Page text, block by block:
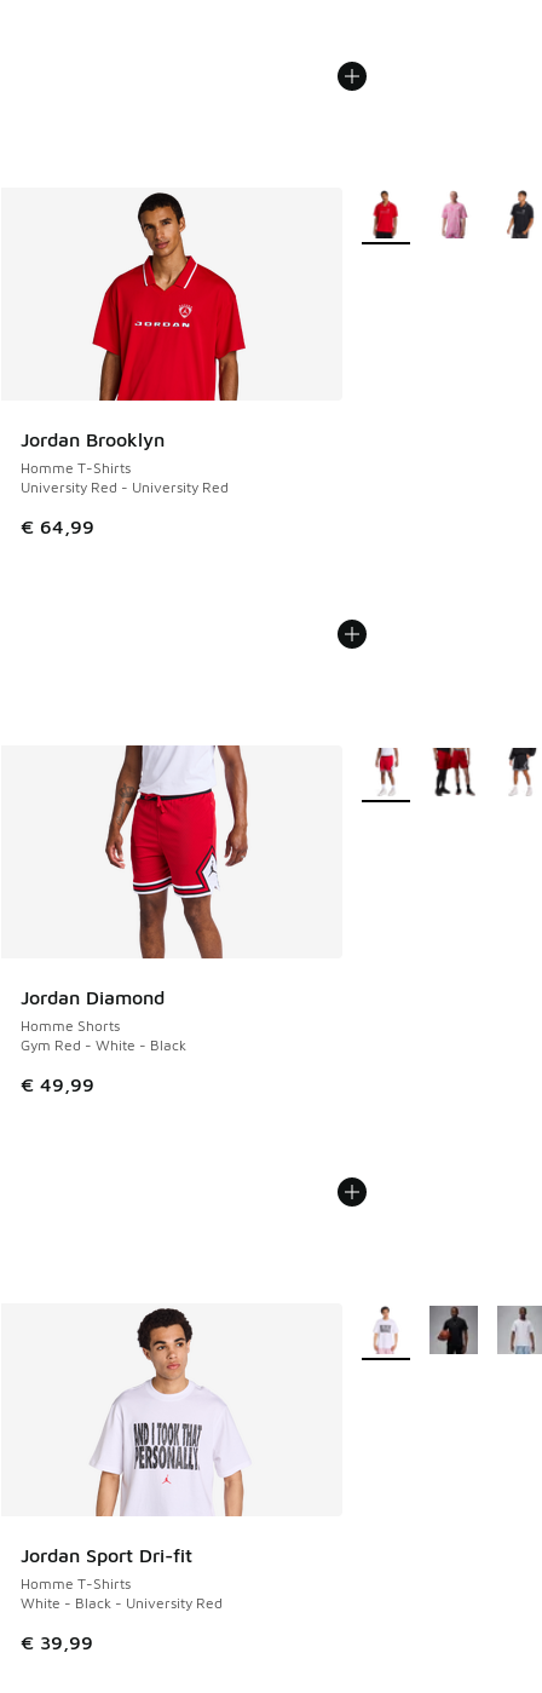
Jordan Brooklyn
Homme T-Shirts
University Red - University Red
€ 64,99
Plus de couleurs
Jordan Diamond
Homme Shorts
Gym Red - White - Black
€ 49,99
Plus de couleurs
Jordan Sport Dri-fit
Homme T-Shirts
White - Black - University Red
€ 39,99
Plus de couleurs